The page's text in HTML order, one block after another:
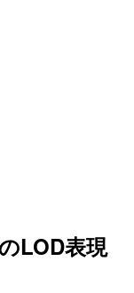
LOD表現